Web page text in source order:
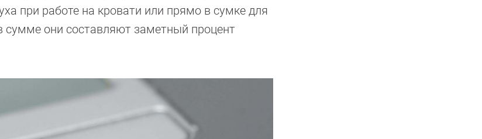
при работе на кровати или прямо в сумке для
сумме они составляют заметный процент